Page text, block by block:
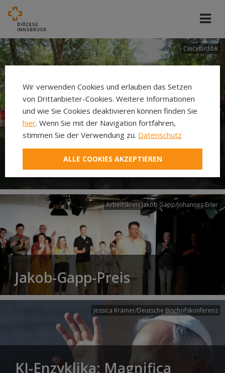
Cincelli/dibk
Neuer Pilgerweg Via
Laudato si’
Arbeitskreis Jakob Gapp/Johannes Erler
Jakob-Gapp-Preis
Jessica Krämer/Deutsche Bischofskonferenz
KI-Enzyklika: Magnifica
Wir verwenden Cookies und erlauben das Setzen
von Drittanbieter-Cookies. Weitere Informationen
und wie Sie Cookies deaktivieren können finden Sie
hier. Wenn Sie mit der Navigation fortfahren,
stimmen Sie der Verwendung zu. Datenschutz
ALLE COOKIES AKZEPTIEREN